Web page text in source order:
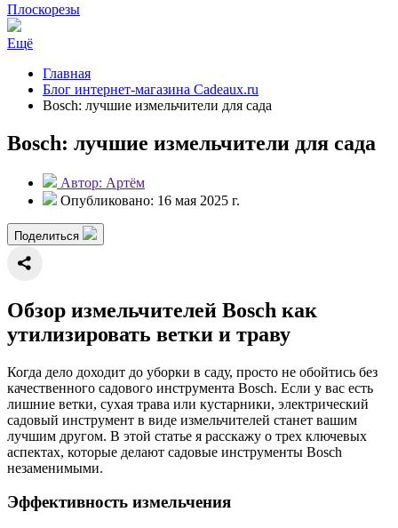
Плоскорезы
Ещё
Главная
Блог интернет-магазина Cadeaux.ru
Bosch: лучшие измельчители для сада
Bosch: лучшие измельчители для сада
Автор: Артём
Опубликовано: 16 мая 2025 г.
Поделиться
Обзор измельчителей Bosch как
утилизировать ветки и траву
Когда дело доходит до уборки в саду, просто не обойтись без
качественного садового инструмента Bosch. Если у вас есть
лишние ветки, сухая трава или кустарники, электрический
садовый инструмент в виде измельчителей станет вашим
лучшим другом. В этой статье я расскажу о трех ключевых
аспектах, которые делают садовые инструменты Bosch
незаменимыми.
Эффективность измельчения